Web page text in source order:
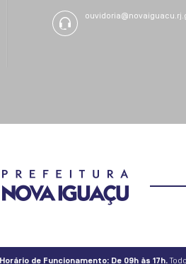
Horário de Funcionamento: De 09h às 17h.